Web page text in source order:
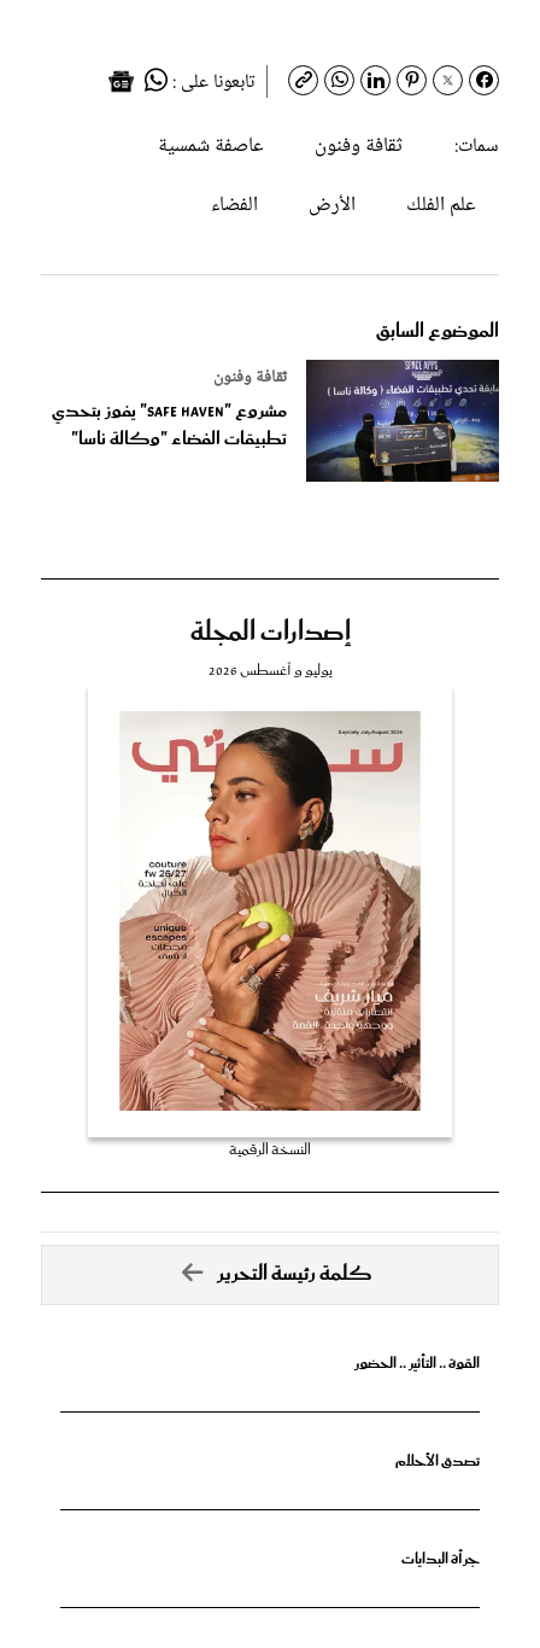
تابعونا على :
سمات:
ثقافة وفنون
عاصفة شمسية
علم الفلك
الأرض الفضاء
الموضوع السابق
ثقافة وفنون
مشروع "safe haven" يفوز بتحدي
تطبيقات الفضاء "وكالة ناسا"
إصدارات المجلة
يوليو و أغسطس 2026
النسخة الرقمية
كلمة رئيسة التحرير
القوة .. التأثير .. الحضور
تصدق الأحلام
جرأة البدايات